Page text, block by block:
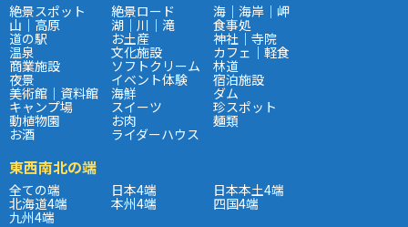
絶景スポット 絶景ロード 海｜海岸｜岬
山｜高原 湖｜川｜滝 食事処
道の駅 お土産 神社｜寺院
温泉 文化施設 カフェ｜軽食
商業施設 ソフトクリーム 林道
夜景 イベント体験 宿泊施設
美術館｜資料館 海鮮 ダム
キャンプ場 スイーツ 珍スポット
動植物園 お肉 麺類
お酒 ライダーハウス
東西南北の端
全ての端 日本4端 日本本土4端
北海道4端 本州4端 四国4端
九州4端